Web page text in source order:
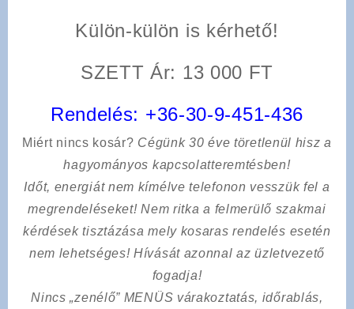
Külön-külön is kérhető!
SZETT Ár: 13 000 FT
Rendelés: +36-30-9-451-436
Miért nincs kosár? Cégünk 30 éve töretlenül hisz a
hagyományos kapcsolatteremtésben!
Időt, energiát nem kímélvetelefonon vesszük fel a
megrendeléseket! Nem ritka a felmerülő szakmai
kérdések tisztázása mely kosaras rendelés esetén
nem lehetséges! Hívását azonnal az üzletvezető
fogadja!
Nincs „zenélő” MENÜS várakoztatás, időrablás,